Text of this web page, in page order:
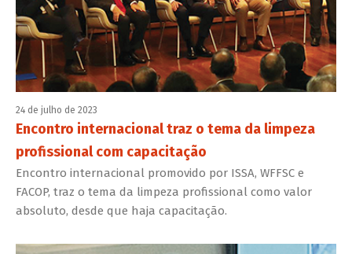
24 de julho de 2023
Encontro internacional traz o tema da limpeza
profissional com capacitação
Encontro internacional promovido por ISSA, WFFSC e
FACOP, traz o tema da limpeza profissional como valor
absoluto, desde que haja capacitação.